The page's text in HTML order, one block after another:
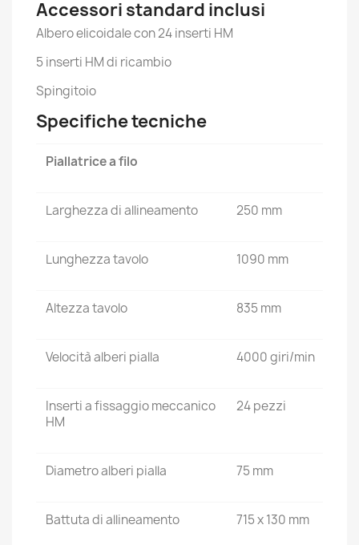
Accessori standard inclusi
Albero elicoidale con 24 inserti HM
5 inserti HM di ricambio
Spingitoio
Specifiche tecniche
Piallatrice a filo
Larghezza di allineamento 250 mm
Lunghezza tavolo 1090 mm
Altezza tavolo 835 mm
Velocità alberi pialla 4000 giri/min
Inserti a fissaggio meccanico
HM
24 pezzi
Diametro alberi pialla 75 mm
Battuta di allineamento 715 x 130 mm